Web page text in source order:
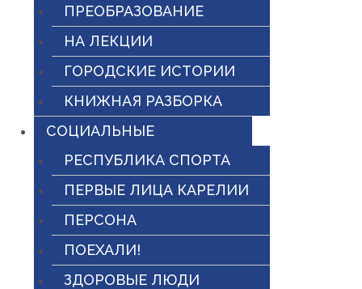
ПРЕОБРАЗОВАНИЕ
НА ЛЕКЦИИ
ГОРОДСКИЕ ИСТОРИИ
КНИЖНАЯ РАЗБОРКА
СОЦИАЛЬНЫЕ
РЕСПУБЛИКА СПОРТА
ПЕРВЫЕ ЛИЦА КАРЕЛИИ
ПЕРСОНА
ПОЕХАЛИ!
ЗДОРОВЫЕ ЛЮДИ